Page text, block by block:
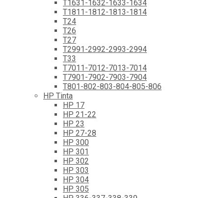
T1631-1632-1633-1634
T1811-1812-1813-1814
T24
T26
T27
T2991-2992-2993-2994
T33
T7011-7012-7013-7014
T7901-7902-7903-7904
T801-802-803-804-805-806
HP Tinta
HP 17
HP 21-22
HP 23
HP 27-28
HP 300
HP 301
HP 302
HP 303
HP 304
HP 305